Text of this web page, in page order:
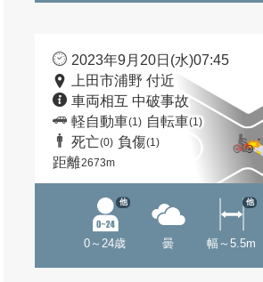
2023年9月20日(水)07:45
上田市浦野 付近
車両相互 中破事故
軽自動車(1) 自転車(1)
死亡(0) 負傷(1)
距離2673m
0～24歳
他
曇 幅～5.5m
他